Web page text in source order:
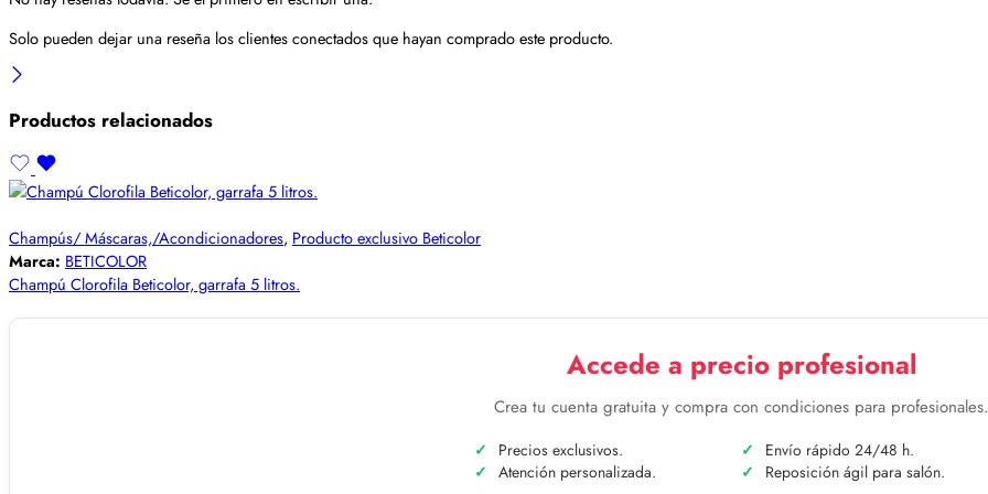
Solo pueden dejar una reseña los clientes conectados que hayan comprado este producto.
Productos relacionados
Champús/ Máscaras,/Acondicionadores, Producto exclusivo Beticolor
Marca: BETICOLOR
Champú Clorofila Beticolor, garrafa 5 litros.
Accede a precio profesional
Crea tu cuenta gratuita y compra con condiciones para profesionales.
Precios exclusivos.
Envío rápido 24/48 h.
Atención personalizada.
Reposición ágil para salón.